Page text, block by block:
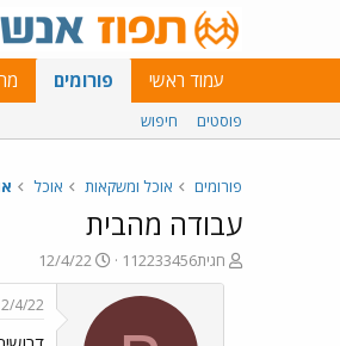
עמוד ראשי פורומים
פוסטים חיפוש
פורומים אוכל ומשקאות אוכל
עבודה מהבית
פ
ו
חגית112233456
פ
ו
ס
12/4/22
4/22